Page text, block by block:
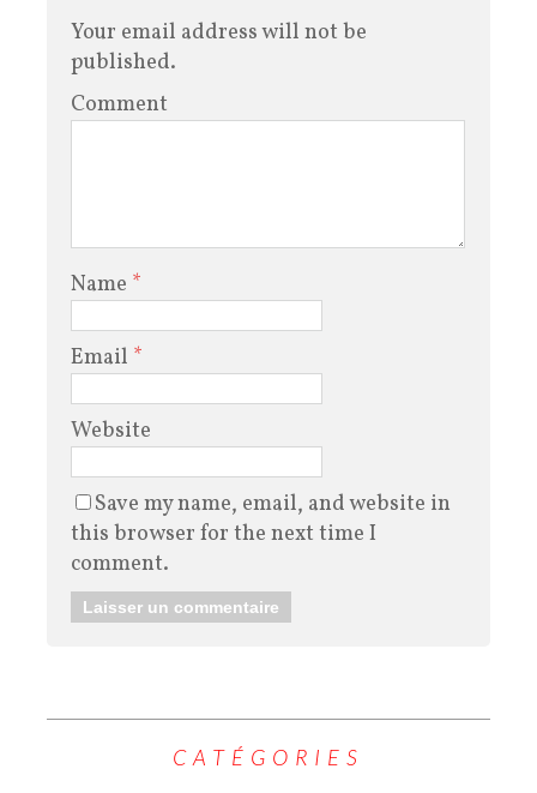
Your email address will not be
published.
Comment
Name *
Email *
Website
Save my name, email, and website in
this browser for the next time I
comment.
CATÉGORIES